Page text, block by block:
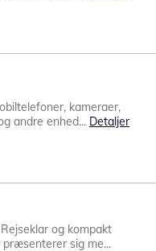
kameraer,
andre enhed... Detaljer
og kompakt
præsenterer sig me...